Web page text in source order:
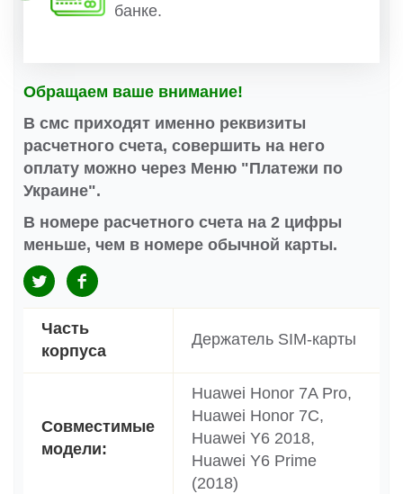
банке.
Обращаем ваше внимание!
В смс приходят именно реквизиты
расчетного счета, совершить на него
оплату можно через Меню "Платежи по
Украине".
В номере расчетного счета на 2 цифры
меньше, чем в номере обычной карты.
Часть
корпуса
Держатель SIM-карты
Совместимые
модели:
Huawei Honor 7A Pro,
Huawei Honor 7C,
Huawei Y6 2018,
Huawei Y6 Prime
(2018)